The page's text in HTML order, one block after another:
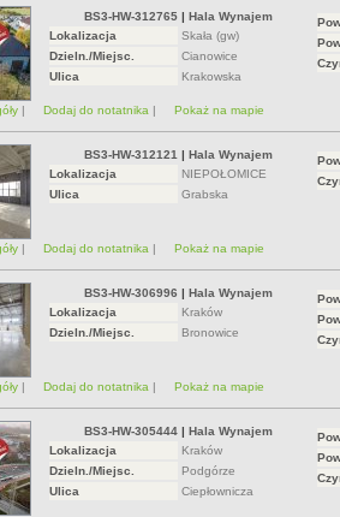
BS3-HW-312765| Hala Wynajem
Lokalizacja
Skała (gw)
Dzieln./Miejsc.
Cianowice
Ulica
Krakowska
| Dodaj do notatnika | Pokaż na mapie
BS3-HW-312121 | Hala Wynajem
Lokalizacja
NIEPOŁOMICE
Ulica
Grabska
| Dodaj do notatnika | Pokaż na mapie
BS3-HW-306996 | Hala Wynajem
Lokalizacja
Kraków
Dzieln./Miejsc.
Bronowice
| Dodaj do notatnika | Pokaż na mapie
BS3-HW-305444| Hala Wynajem
Lokalizacja
Kraków
Dzieln./Miejsc.
Podgórze
Ulica
Ciepłownicza